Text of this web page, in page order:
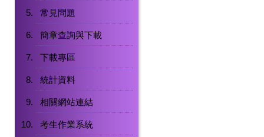
常見問題
簡章查詢與下載
下載專區
統計資料
相關網站連結
考生作業系統